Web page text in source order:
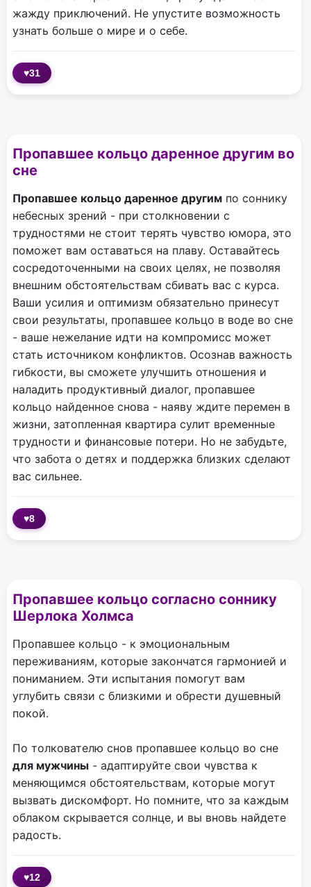
жажду приключений. Не упустите возможность
узнать больше о мире и о себе.
♥31
Пропавшее кольцо даренное другим во
сне
Пропавшее кольцо даренное другим по соннику
небесных зрений - при столкновении с
трудностями не стоит терять чувство юмора, это
поможет вам оставаться на плаву. Оставайтесь
сосредоточенными на своих целях, не позволяя
внешним обстоятельствам сбивать вас с курса.
Ваши усилия и оптимизм обязательно принесут
свои результаты, пропавшее кольцо в воде во сне
- ваше нежелание идти на компромисс может
стать источником конфликтов. Осознав важность
гибкости, вы сможете улучшить отношения и
наладить продуктивный диалог, пропавшее
кольцо найденное снова - наяву ждите перемен в
жизни, затопленная квартира сулит временные
трудности и финансовые потери. Но не забудьте,
что забота о детях и поддержка близких сделают
вас сильнее.
♥8
Пропавшее кольцо согласно соннику
Шерлока Холмса
Пропавшее кольцо - к эмоциональным
переживаниям, которые закончатся гармонией и
пониманием. Эти испытания помогут вам
углубить связи с близкими и обрести душевный
покой.
По толкователю снов пропавшее кольцо во сне
для мужчины - адаптируйте свои чувства к
меняющимся обстоятельствам, которые могут
вызвать дискомфорт. Но помните, что за каждым
облаком скрывается солнце, и вы вновь найдете
радость.
♥12